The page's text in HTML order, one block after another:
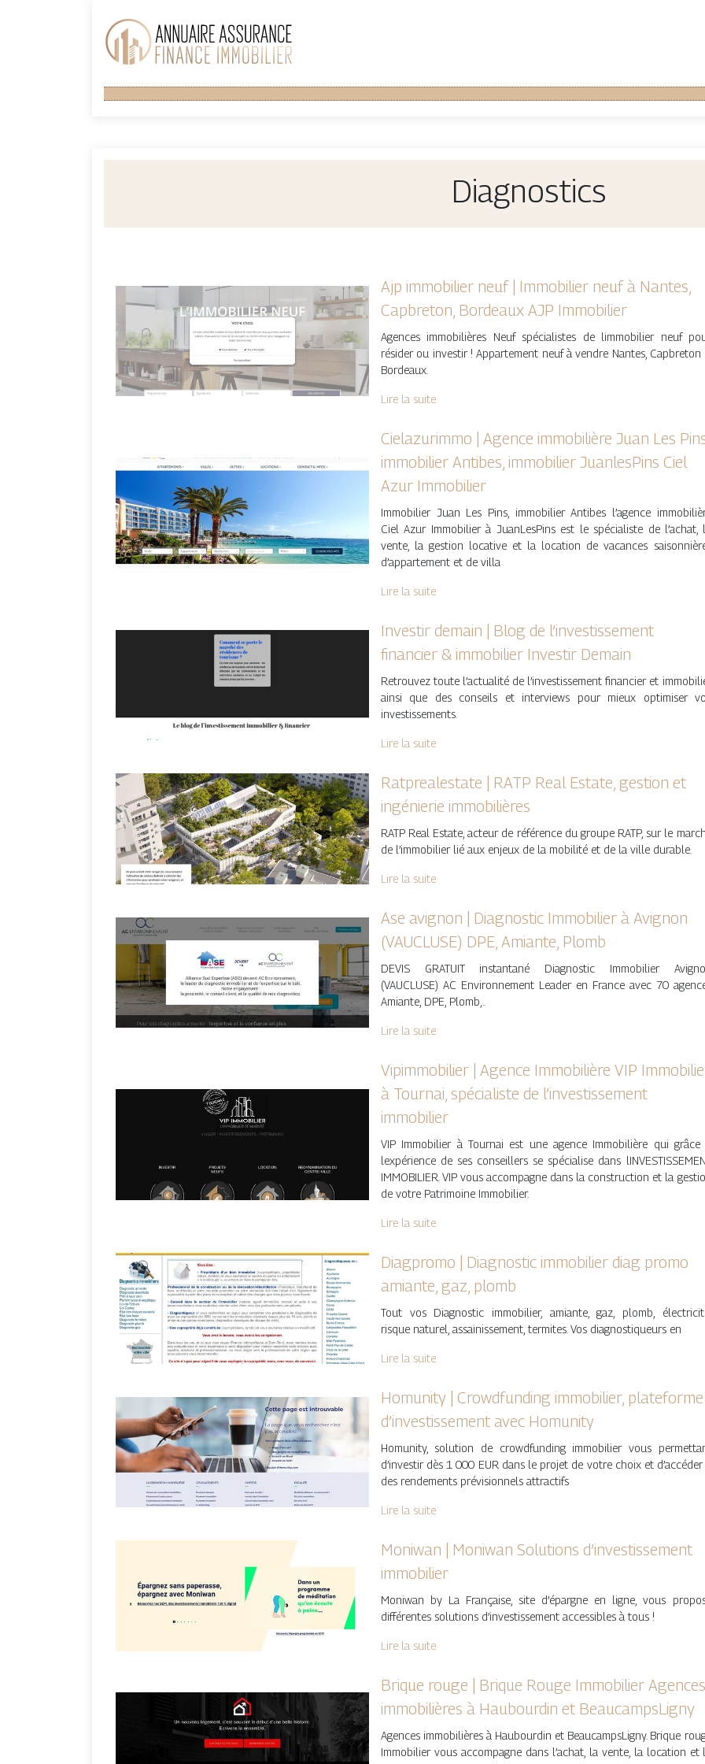
Diagnostics
Ajp immobilier neuf | Immobilier neuf à Nantes,
Capbreton, Bordeaux AJP Immobilier
Agences immobilières Neuf spécialistes de limmobilier neuf
résider ou investir ! Appartement neuf à vendre Nantes, Capbreton
Bordeaux.
Lire la suite
Cielazu­rim­mo | Agence immobilière Juan Les
immobilier Antibes, immobilier JuanlesPins Ciel
Azur Immobilier
Immobilier Juan Les Pins, immobilier Antibes l’agence
Ciel Azur Immobilier à JuanLesPins est le spécialiste de l’achat,
vente, la gestion locative et la location de vacances
d’appartement et de villa
Lire la suite
Investir demain | Blog de l’in­vestis­se­ment
financier & immobilier Investir Demain
Retrouvez toute l’actualité de l’investissement financier et
ainsi que des conseils et interviews pour mieux optimiser
investissements.
Lire la suite
Ratprealesta­te | RATP Real Estate, gestion et
ingénierie im­mobi­lières
RATP Real Estate, acteur de référence du groupe RATP, sur le
de l’immobilier lié aux enjeux de la mobilité et de la ville durable.
Lire la suite
Ase avignon | Diagnostic Immobilier à Avignon
(VAUCLUSE) DPE, Amiante, Plomb
DEVIS GRATUIT instantané Diagnostic Immobilier
(VAUCLUSE) AC Environnement Leader en France avec 70
Amiante, DPE, Plomb,..
Lire la suite
Vipim­mobi­lier | Agence Immobilière VIP
à Tournai, spécialiste de l’in­vestis­se­ment
immobilier
VIP Immobilier à Tournai est une agence Immobilière qui grâce
lexpérience de ses conseillers se spécialise dans
IMMOBILIER. VIP vous accompagne dans la construction et la
de votre Patrimoine Immobilier.
Lire la suite
Diagpromo | Diagnostic immobilier diag promo
amiante, gaz, plomb
Tout vos Diagnostic immobilier, amiante, gaz, plomb,
risque naturel, assainissement, termites. Vos diagnostiqueurs en
Lire la suite
Homunity | Crowdfun­ding immobilier, plateforme
d’in­vestis­se­ment avec Homunity
Homunity, solution de crowdfunding immobilier vous
d’investir dès 1 000 EUR dans le projet de votre choix et d’accéder
des rendements prévisionnels attractifs
Lire la suite
Moniwan | Moniwan Solutions d’in­vestis­se­ment
immobilier
Moniwan by La Française, site d’épargne en ligne, vous
différentes solutions d’investissement accessibles à tous !
Lire la suite
Brique rouge | Brique Rouge Immobilier Agences
im­mobi­lières à Haubourdin et BeaucampsLigny
Agences immobilières à Haubourdin et BeaucampsLigny. Brique
Immobilier vous accompagne dans l’achat, la vente, la location et